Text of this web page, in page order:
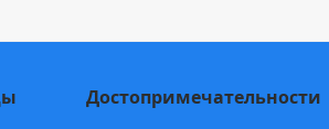
Достопримечательности